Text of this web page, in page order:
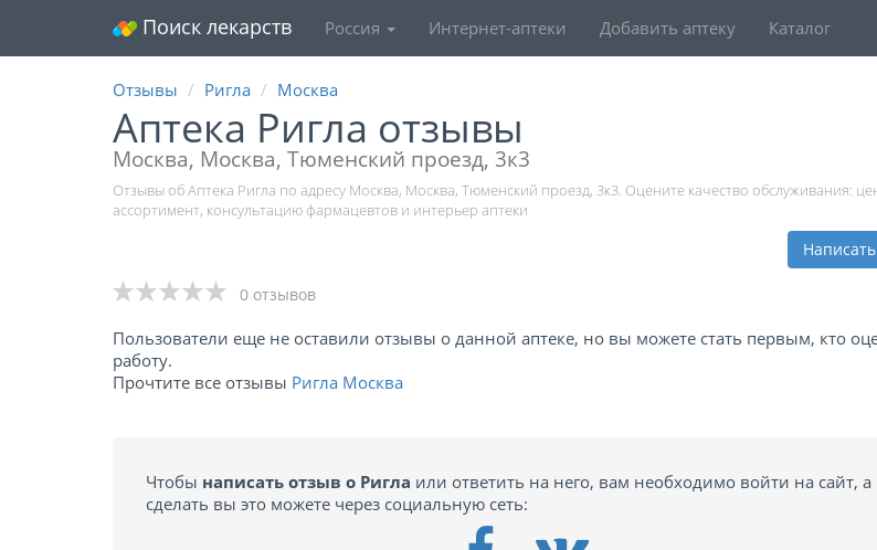
Поиск лекарств Россия Интернет-аптеки Добавить аптеку Каталог
Отзывы Ригла Москва
Аптека Ригла отзывы
Москва, Москва, Тюменский проезд, 3к3
Отзывы об Аптека Ригла по адресу Москва, Москва, Тюменский проезд, 3к3. Оцените качество обслуживания:
ассортимент, консультацию фармацевтов и интерьер аптеки
0 отзывов
Пользователи еще не оставили отзывы о данной аптеке, но вы можете стать первым, кто
работу.
Прочтите все отзывы Ригла Москва
Чтобы написать отзыв о Ригла или ответить на него, вам необходимо войти на сайт, а
сделать вы это можете через социальную сеть: